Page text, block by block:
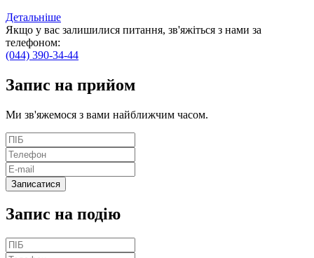
Детальніше
Якщо у вас залишилися питання, зв'яжіться з нами за
телефоном:
(044) 390-34-44
Запис на прийом
Ми зв'яжемося з вами найближчим часом.
Запис на подію